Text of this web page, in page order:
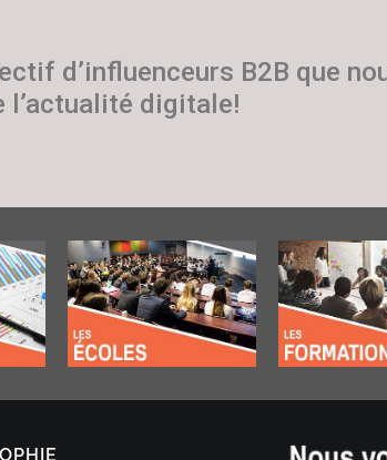
d’influenceurs B2B que
l’actualité digitale!